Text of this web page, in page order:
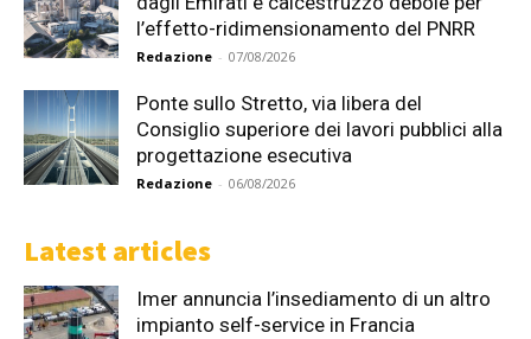
l’effetto-ridimensionamento del PNRR
Redazione - 07/08/2026
Ponte sullo Stretto, via libera del
Consiglio superiore dei lavori pubblici alla
progettazione esecutiva
Redazione - 06/08/2026
Latest articles
Imer annuncia l’insediamento di un altro
impianto self-service in Francia